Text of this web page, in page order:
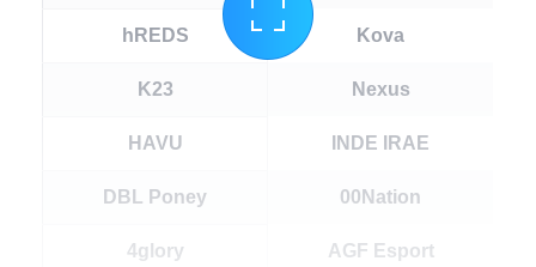
hREDS Kova
K23 Nexus
HAVU INDE IRAE
DBL Poney 00Nation
4glory AGF Esport